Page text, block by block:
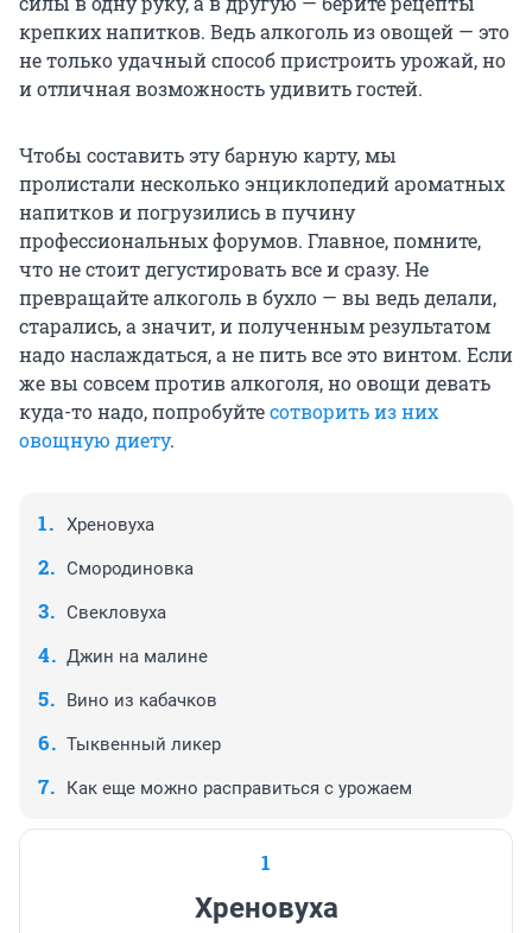
крепких напитков. Ведь алкоголь из овощей — это
не только удачный способ пристроить урожай, но
и отличная возможность удивить гостей.
Чтобы составить эту барную карту, мы
пролистали несколько энциклопедий ароматных
напитков и погрузились в пучину
профессиональных форумов. Главное, помните,
что не стоит дегустировать все и сразу. Не
превращайте алкоголь в бухло — вы ведь делали,
старались, а значит, и полученным результатом
надо наслаждаться, а не пить все это винтом. Если
же вы совсем против алкоголя, но овощи девать
куда-то надо, попробуйтесотворить из них
овощную диету.
Хреновуха
Смородиновка
Свекловуха
Джин на малине
Вино из кабачков
Тыквенный ликер
Как еще можно расправиться с урожаем
1
Хреновуха